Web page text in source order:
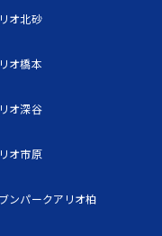
オ北砂
オ橋本
オ深谷
オ市原
ンパークアリオ柏